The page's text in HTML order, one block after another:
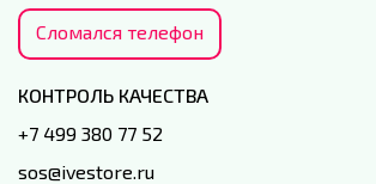
Сломался телефон
КОНТРОЛЬ КАЧЕСТВА
+7 499 380 77 52
sos@ivestore.ru